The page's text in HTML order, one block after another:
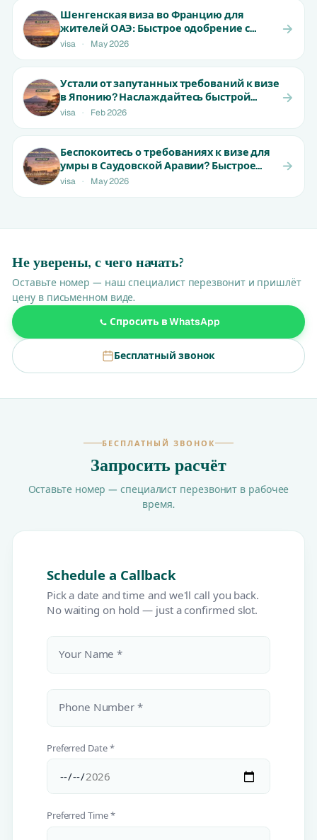
Шенгенская виза во Францию для
жителей ОАЭ: Быстрое одобрение с
ранними местами | Не пропустите!
visa · May 2026
Устали от запутанных требований к визе
в Японию? Наслаждайтесь быстрой
обработкой для резидентов ОАЭ | От 650
visa · Feb 2026
Беспокоитесь о требованиях к визе для
умры в Саудовской Аравии? Быстрое
одобрение для жителей ОАЭ |
visa · May 2026
Не уверены, с чего начать?
Оставьте номер — наш специалист перезвонит и пришлёт
цену в письменном виде.
Спросить в WhatsApp
Бесплатный звонок
БЕСПЛАТНЫЙ ЗВОНОК
Запросить расчёт
Оставьте номер — специалист перезвонит в рабочее
время.
Schedule a Callback
Pick a date and time and we'll call you back.
No waiting on hold — just a confirmed slot.
Your Name *
Phone Number *
Preferred Date *
Preferred Time *